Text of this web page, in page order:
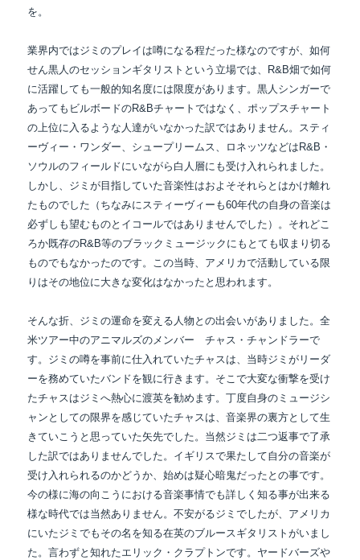
を。
業界内ではジミのプレイは噂になる程だった様なのですが、如何
せん黒人のセッションギタリストという立場では、R&B畑で如何
に活躍しても一般的知名度には限度があります。黒人シンガーで
あってもビルボードのR&Bチャートではなく、ポップスチャート
の上位に入るような人達がいなかった訳ではありません。スティ
ーヴィー・ワンダー、シュープリームス、ロネッツなどはR&B・
ソウルのフィールドにいながら白人層にも受け入れられました。
しかし、ジミが目指していた音楽性はおよそそれらとはかけ離れ
たものでした（ちなみにスティーヴィーも60年代の自身の音楽は
必ずしも望むものとイコールではありませんでした）。それどこ
ろか既存のR&B等のブラックミュージックにもとても収まり切る
ものでもなかったのです。この当時、アメリカで活動している限
りはその地位に大きな変化はなかったと思われます。
そんな折、ジミの運命を変える人物との出会いがありました。全
米ツアー中のアニマルズのメンバー チャス・チャンドラーで
す。ジミの噂を事前に仕入れていたチャスは、 当時ジミがリーダ
ーを務めていたバンドを観に行きます。そこで大変な衝撃を受け
たチャスはジミへ熱心に渡英を勧めます。丁度自身のミュージシ
ャンとしての限界を感じていたチャスは、音楽界の裏方として生
きていこうと思っていた矢先でした。当然ジミは二つ返事で了承
した訳ではありませんでした。イギリスで果たして自分の音楽が
受け入れられるのかどうか、始めは疑心暗鬼だったとの事です。
今の様に海の向こうにおける音楽事情でも詳しく知る事が出来る
様な時代では当然ありません。不安がるジミでしたが、アメリカ
にいたジミでもその名を知る在英のブルースギタリストがいまし
た。言わずと知れたエリック・クラプトンです。 ヤードバーズや